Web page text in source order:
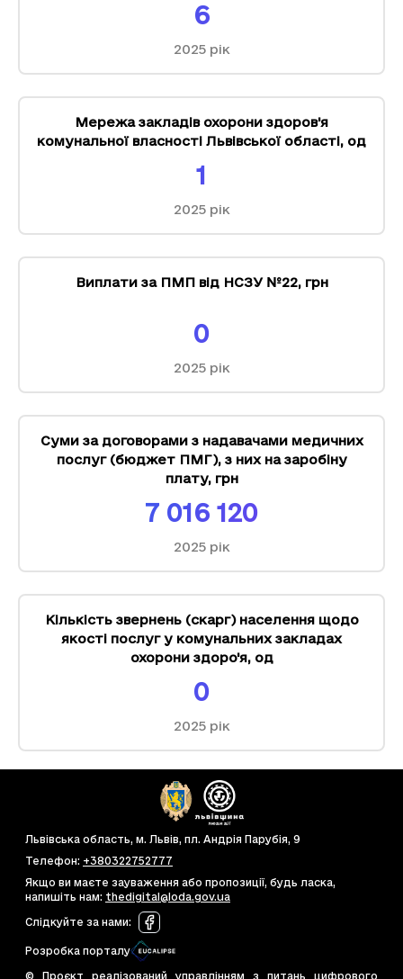
6
2025рік
Мережа закладів охорони здоров'я
комунальної власності Львівської області, од
1
2025рік
Виплати за ПМП від НСЗУ №22, грн
0
2025рік
Суми за договорами з надавачами медичних
послуг (бюджет ПМГ), з них на заробіну
плату, грн
7 016 120
2025рік
Кількість звернень (скарг) населення щодо
якості послуг у комунальних закладах
охорони здоро'я, од
0
2025рік
Львівська область, м. Львів, пл. Андрія Парубія, 9
Телефон: +380322752777
Якщо ви маєте зауваження або пропозиції, будь ласка,
напишіть нам: thedigital@loda.gov.ua
Слідкуйте за нами:
Розробка порталу
© Проєкт реалізований управлінням з питань цифрового